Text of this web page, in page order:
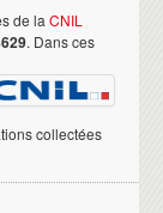
de la CNIL
. Dans ces
collectées